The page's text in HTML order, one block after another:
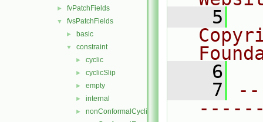
► fvPatchFields
▼ fvsPatchFields
► basic
▼ constraint
► cyclic
► cyclicSlip
► empty
► internal
► nonConformalCyclic
    5
    6
    7